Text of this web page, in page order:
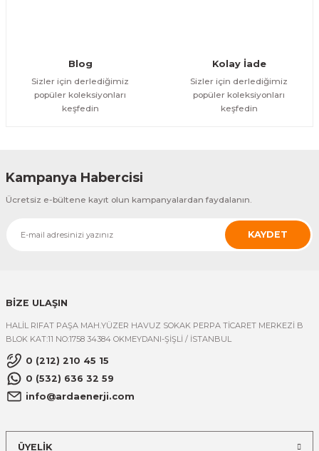
Blog
Sizler için derlediğimiz
popüler koleksiyonları
keşfedin
Kolay İade
Sizler için derlediğimiz
popüler koleksiyonları
keşfedin
Kampanya Habercisi
Ücretsiz e-bültene kayıt olun kampanyalardan faydalanın.
KAYDET
BİZE ULAŞIN
HALİL RIFAT PAŞA MAH.YÜZER HAVUZ SOKAK PERPA TİCARET MERKEZİ B
BLOK KAT:11 NO:1758 34384 OKMEYDANI-ŞİŞLİ / İSTANBUL
0 (212) 210 45 15
0 (532) 636 32 59
info@ardaenerji.com
ÜYELİK